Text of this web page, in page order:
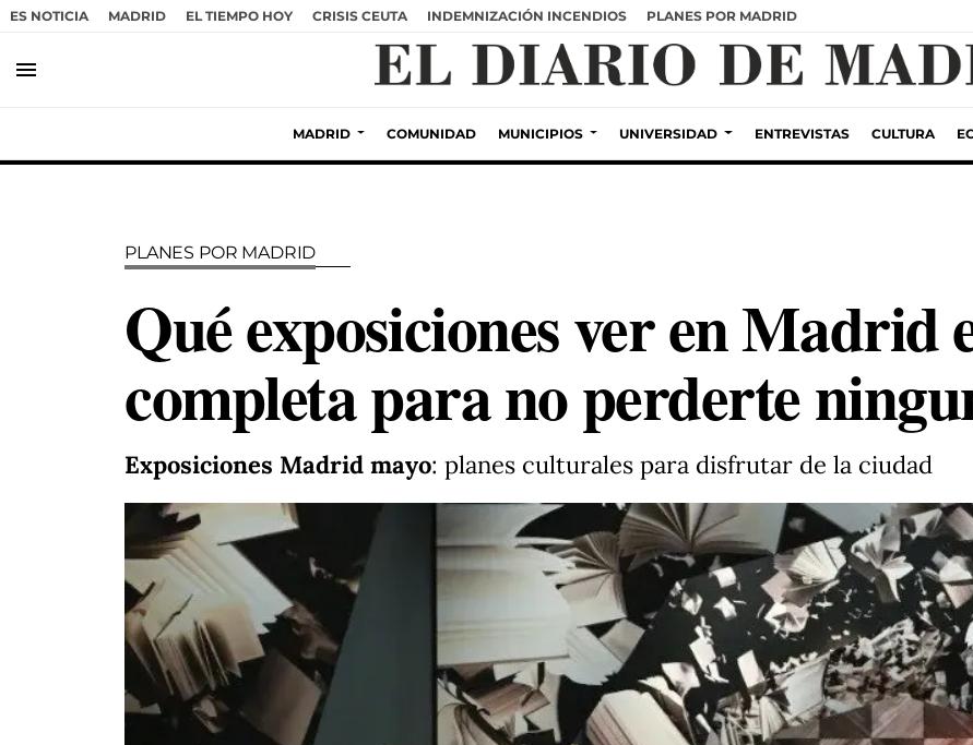
ES NOTICIA MADRID EL TIEMPO HOY CRISIS CEUTA INDEMNIZACIÓN INCENDIOS PLANES POR MADRID
menu
MADRID COMUNIDAD MUNICIPIOS UNIVERSIDAD ENTREVISTAS CULTURA
PLANES POR MADRID
Qué exposiciones ver en Madrid
completa para no perderte
Exposiciones Madrid mayo: planes culturales para disfrutar de la ciudad